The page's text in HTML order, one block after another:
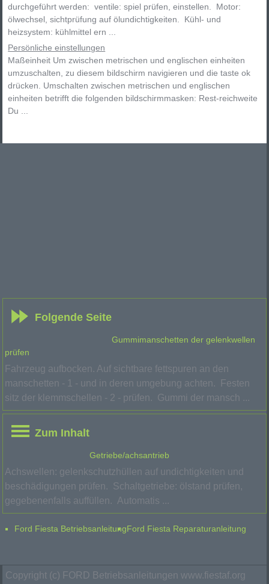
durchgeführt werden: ventile: spiel prüfen, einstellen. Motor:
ölwechsel, sichtprüfung auf ölundichtigkeiten. Kühl- und
heizsystem: kühlmittel ern ...
Persönliche einstellungen
Maßeinheit Um zwischen metrischen und englischen einheiten
umzuschalten, zu diesem bildschirm navigieren und die taste ok
drücken. Umschalten zwischen metrischen und englischen
einheiten betrifft die folgenden bildschirmmasken: Rest-reichweite
Du ...
Folgende Seite
Gummimanschetten der gelenkwellen
prüfen
Fahrzeug aufbocken. Auf sichtbare fettspuren an den
manschetten - 1 - und in deren umgebung achten. Festen
sitz der klemmschellen - 2 - prüfen. Gummi der mansch ...
Zum Inhalt
Getriebe/achsantrieb
Achswellen: gelenkschutzhüllen auf undichtigkeiten und
beschädigungen prüfen. Schaltgetriebe: ölstand prüfen,
gegebenenfalls auffüllen. Automatis ...
Ford Fiesta BetriebsanleitungFord Fiesta Reparaturanleitung
Copyright (c) FORD Betriebsanleitungen www.fiestaf.org